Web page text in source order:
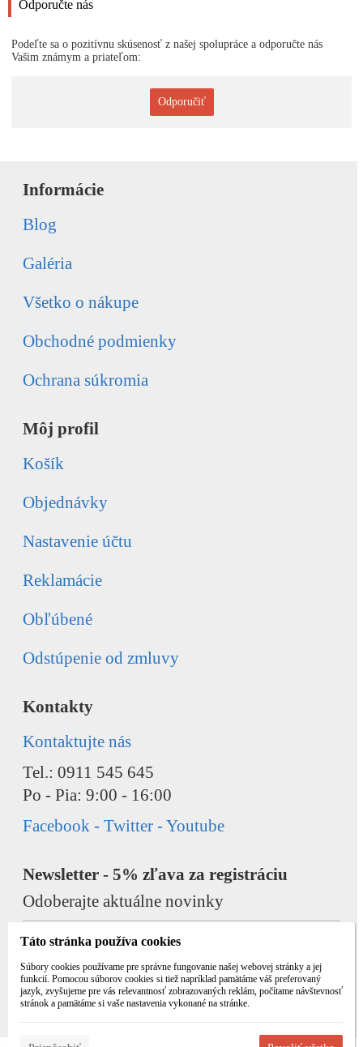
Odporučte nás
Podeľte sa o pozitívnu skúsenosť z našej spolupráce a odporučte nás
Vašim známym a priateľom:
Odporučiť
Informácie
Blog
Galéria
Všetko o nákupe
Obchodné podmienky
Ochrana súkromia
Môj profil
Košík
Objednávky
Nastavenie účtu
Reklamácie
Obľúbené
Odstúpenie od zmluvy
Kontakty
Kontaktujte nás
Tel.: 0911 545 645
Po - Pia: 9:00 - 16:00
Facebook - Twitter - Youtube
Newsletter - 5% zľava za registráciu
Odoberajte aktuálne novinky
Odobrať Pridať
Táto stránka používa cookies
Súbory cookies používame pre správne fungovanie našej webovej stránky a jej
funkcií. Pomocou súborov cookies si tiež napríklad pamätáme váš preferovaný
jazyk, zvyšujeme pre vás relevantnosť zobrazovaných reklám, počítame návštevnosť
stránok a pamätáme si vaše nastavenia vykonané na stránke.